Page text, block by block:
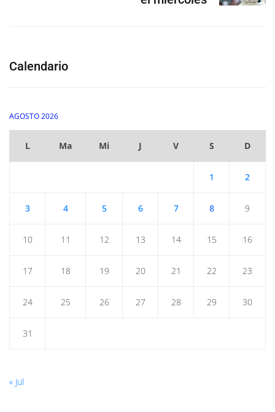
Calendario
AGOSTO 2026
L Ma Mi J V S D
1 2
3 4 5 6 7 8 9
10 11 12 13 14 15 16
17 18 19 20 21 22 23
24 25 26 27 28 29 30
31
« Jul